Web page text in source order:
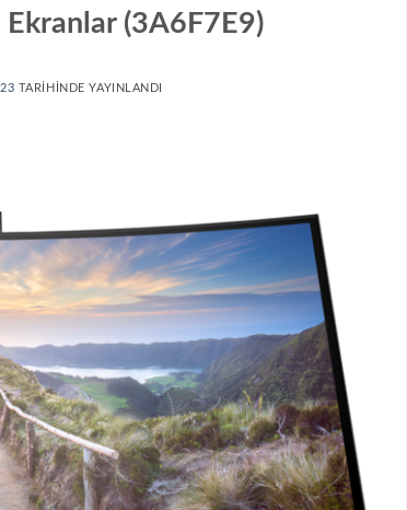
(3A6F7E9)
TARIHINDE YAYINLANDI